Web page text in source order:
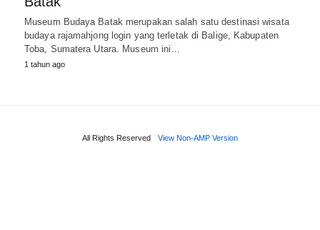
Museum Budaya Batak merupakan salah satu destinasi wisata
budaya rajamahjong login yang terletak di Balige, Kabupaten
Toba, Sumatera Utara. Museum ini…
1 tahun ago
All Rights Reserved View Non-AMP Version